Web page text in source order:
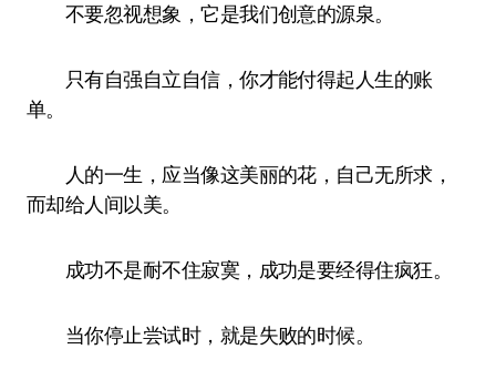
不要忽视想象，它是我们创意的源泉。
只有自强自立自信，你才能付得起人生的账
单。
人的一生，应当像这美丽的花，自己无所求，
而却给人间以美。
成功不是耐不住寂寞，成功是要经得住疯狂。
当你停止尝试时，就是失败的时候。